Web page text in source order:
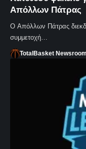
Απόλλων Πάτρας
Ο Απόλλων Πάτρας
συμμετοχή…
TotalBasket Newsroom